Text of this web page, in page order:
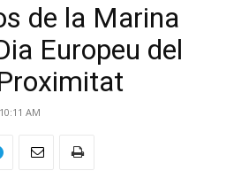
de la Marina
Europeu del
AM